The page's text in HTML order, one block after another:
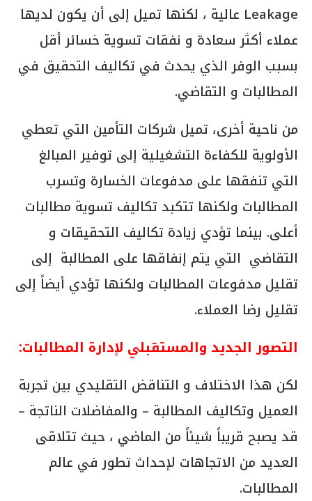
Leakage عالية ، لكنها تميل إلى أن يكون لديها
عملاء أكثر سعادة و نفقات تسوية خسائر أقل
بسبب الوفر الذي يحدث في تكاليف التحقيق في
المطالبات و التقاضي.
من ناحية أخرى، تميل شركات التأمين التي تعطي
الأولوية للكفاءة التشغيلية إلى توفير المبالغ
التي تنفقها على مدفوعات الخسارة وتسرب
المطالبات ولكنها تتكبد تكاليف تسوية مطالبات
أعلى. بينما تؤدي زيادة تكاليف التحقيقات و
التقاضي التي يتم إنفاقها على المطالبة إلى
تقليل مدفوعات المطالبات ولكنها تؤدي أيضاً إلى
تقليل رضا العملاء.
التصور الجديد والمستقبلي لإدارة المطالبات:
لكن هذا الاختلاف و التناقض التقليدي بين تجربة
العميل وتكاليف المطالبة – والمفاضلات الناتجة –
قد يصبح قريباً شيئاً من الماضي ، حيث تتلاقى
العديد من الاتجاهات لإحداث تطور في عالم
المطالبات.